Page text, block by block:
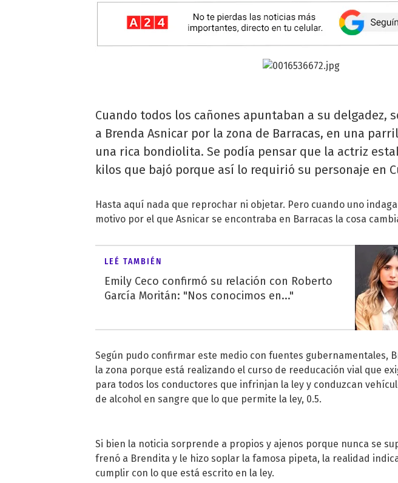
Cuando todos los cañones apuntaban a su delgadez,
a Brenda Asnicar por la zona de Barracas, en una
una rica bondiolita. Se podía pensar que la actriz
kilos que bajó porque así lo requirió su personaje en
Hasta aquí nada que reprochar ni objetar. Pero cuando uno
motivo por el que Asnicar se encontraba en Barracas la cosa
LEÉ TAMBIÉN
Emily Ceco confirmó su relación con Roberto
García Moritán: "Nos conocimos en..."
Según pudo confirmar este medio con fuentes gubernamentales,
la zona porque está realizando el curso de reeducación vial que
para todos los conductores que infrinjan la ley y conduzcan
de alcohol en sangre que lo que permite la ley, 0.5.
Si bien la noticia sorprende a propios y ajenos porque nunca se
frenó a Brendita y le hizo soplar la famosa pipeta, la realidad
cumplir con lo que está escrito en la ley.